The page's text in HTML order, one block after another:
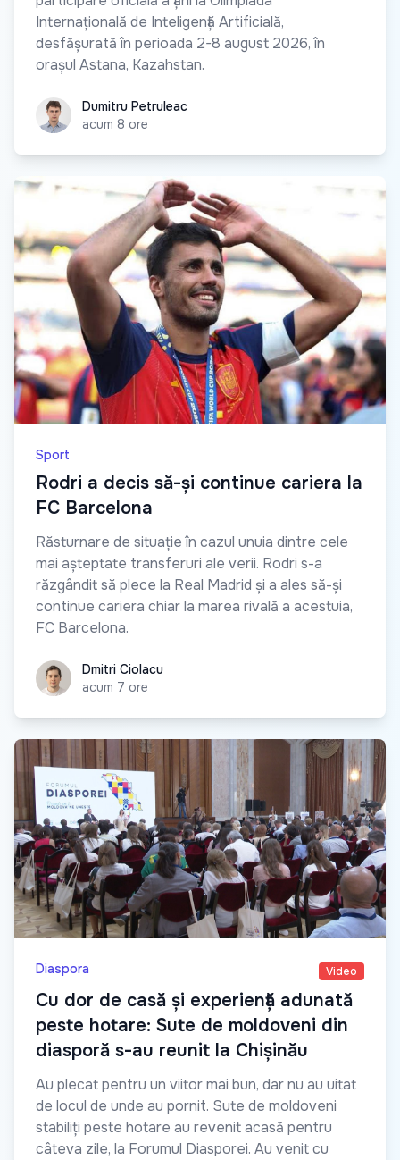
Internațională de Inteligență Artificială,
desfășurată în perioada 2-8 august 2026, în
orașul Astana, Kazahstan.
Dumitru Petruleac
Dumitru Petruleac
acum 8 ore
Sport
Rodri a decis să-și continue cariera la
FC Barcelona
Răsturnare de situație în cazul unuia dintre cele
mai așteptate transferuri ale verii. Rodri s-a
răzgândit să plece la Real Madrid și a ales să-și
continue cariera chiar la marea rivală a acestuia,
FC Barcelona.
Dmitri Ciolacu
Dmitri Ciolacu
acum 7 ore
Diaspora Video
Cu dor de casă și experiență adunată
peste hotare: Sute de moldoveni din
diasporă s-au reunit la Chișinău
Au plecat pentru un viitor mai bun, dar nu au uitat
de locul de unde au pornit. Sute de moldoveni
stabiliți peste hotare au revenit acasă pentru
câteva zile, la Forumul Diasporei. Au venit cu